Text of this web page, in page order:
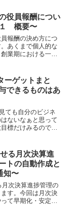
み物として。
役員報酬につい
概要〜
報酬の決め方につ
あくまで個人的な
業期における一般
ーゲットまと
できるものはあ
ても自分のビジネ
ないなぁと思って
標だけみるのでは
ないのか、ゴール
ましょう
る月次決算進
トの自動作成と
知〜
次決算進捗管理の
す。今回は月次決
て早期化・安定化